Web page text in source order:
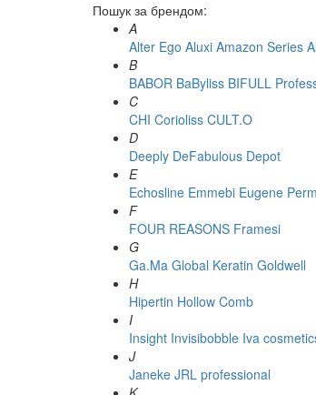
Пошук за брендом:
A
Alter Ego Aluxi Amazon Series
B
BABOR BaByliss BIFULL
C
CHI Corioliss CULT.O
D
Deeply DeFabulous Depot
E
Echosline Emmebi Eugene
F
FOUR REASONS Framesi
G
Ga.Ma Global Keratin Goldwell
H
Hipertin Hollow Comb
I
Insight Invisibobble Iva
J
Janeke JRL professional